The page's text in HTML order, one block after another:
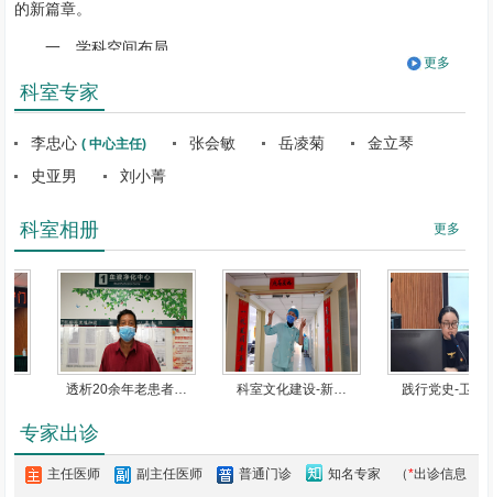
的新篇章。
一、学科空间布局
肾病中心
科病房、血液透析中心及腹膜透析中心四个主要组成部分，同时垂直
管理位于郎府的老年病院血液透析中心，共同保障城市副中心及周边
地区人群的肾脏健康。
潞河医院肾病中心设立了常规病房与无假日门诊，且具有副中心
地区目前最大的血透中心、腹透中心，所开展的诊疗项目充分满足了
周边地区人群肾脏病诊疗的需求。
肾内科病房管理病床24张，未来拟开放危重症监护病床，具有较
强的常规诊疗能力及危重症肾病抢救能力。疾病谱覆盖急、慢性泌尿
;急、慢性肾功能不全 ;急、慢性肾小球肾炎 ;ANCA相关小血管
炎、抗GBM病、非典型溶血尿毒综合征等少见、罕见危重肾脏疾病;
常规开展血液透析、腹膜透析等终末期肾病替代治疗。
潞河本部血液透析中心是京东地区最早建立的透析室。现拥有血
更多
科室专家
李忠心( 中心主任) 张会敏 岳凌菊
金立琴
史亚男
刘小菁
科室相册 更多
透析20余年老患者… 科室文化建设-新… 践行党史-卫生
专家出诊
主任医师 副主任医师 普通门诊 知名专家 （*出诊信息